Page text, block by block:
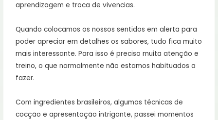
aprendizagem e troca de vivencias.
Quando colocamos os nossos sentidos em alerta para
poder apreciar em detalhes os sabores, tudo fica muito
mais interessante. Para isso é preciso muita atenção e
treino, o que normalmente não estamos habituados a
fazer.
Com ingredientes brasileiros, algumas técnicas de
cocção e apresentação intrigante, passei momentos